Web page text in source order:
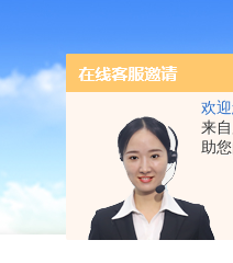
欢迎
来
助